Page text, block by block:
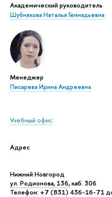
Академический руководитель
Шубнякова Наталья Геннадьевна
Менеджер
Писарева Ирина Андреевна
Учебный офис
Адрес
Нижний Новгород
ул. Родионова, 136, каб. 306
Телефон: +7 (831) 436-16-71